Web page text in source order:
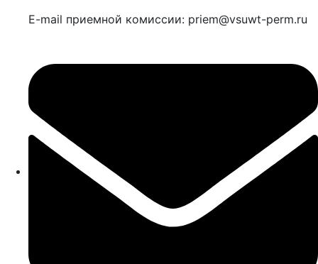
E-mail приемной комиссии: priem@vsuwt-perm.ru